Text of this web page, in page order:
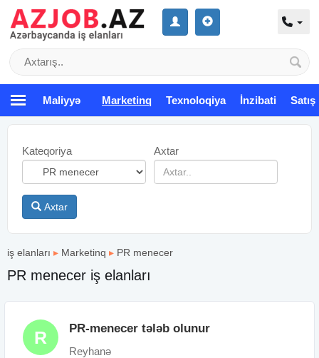
Maliyyə Marketinq Texnoloqiya İnzibati Satış
Kateqoriya Axtar
Axtar
iş elanları ▸ Marketinq ▸ PR menecer
PR menecer iş elanları
R PR-menecer tələb olunur
Reyhanə